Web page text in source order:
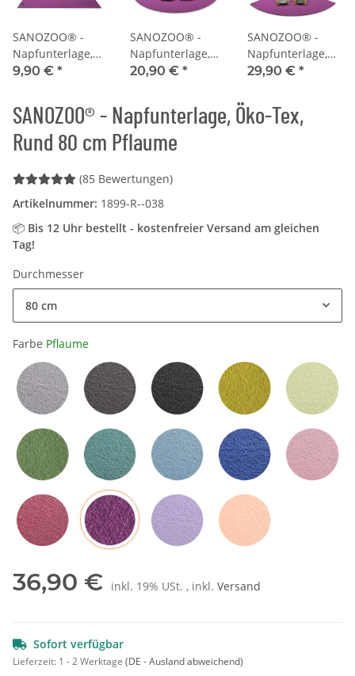
SANOZOO® -
Napfunterlage,
Öko-Tex,
40 cm Pflaume
9,90 € *
SANOZOO® -
Napfunterlage,
Öko-Tex,
cm Pflaume
20,90 € *
SANOZOO® -
Napfunterlage,
Öko-Tex,
cm Pflaume
29,90 € *
SANOZOO® - Napfunterlage, Öko-Tex,
Rund 80 cm Pflaume
(85 Bewertungen)
Artikelnummer: 1899-R--038
📦 Bis 12 Uhr bestellt - kostenfreier Versand am gleichen
Tag!
Durchmesser
80 cm
Farbe Pflaume
Hellgrau Grau Schwarz Mangogelb Grün
Olivgrün Petrol Hellblau Blau
36,90 € inkl. 19% USt. , inkl. Versand
Sofort verfügbar
Lieferzeit: 1 - 2 Werktage (DE - Ausland abweichend)